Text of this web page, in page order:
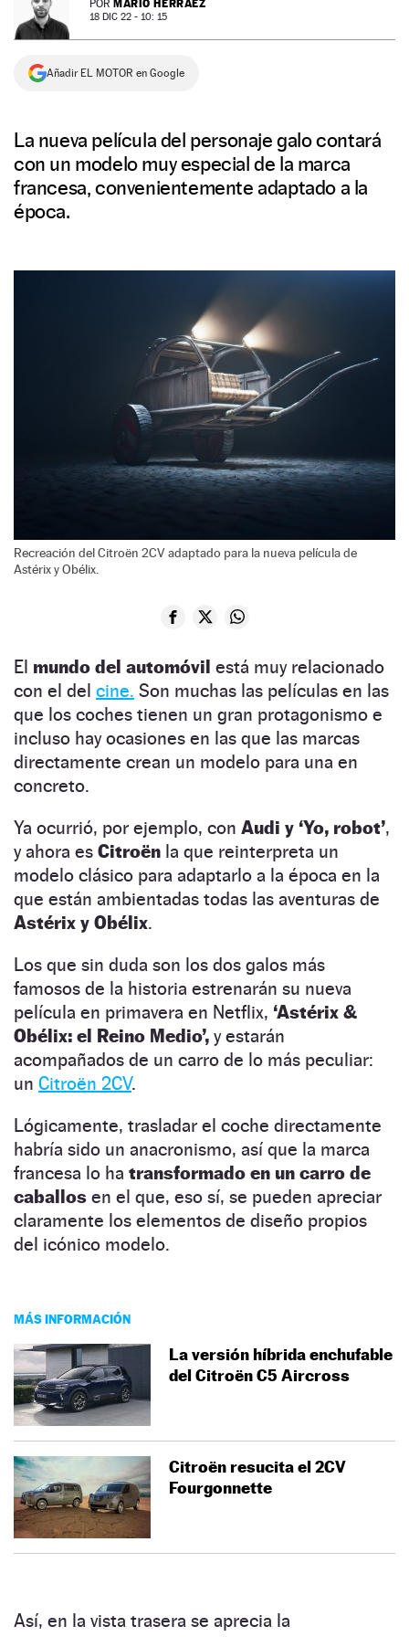
NEWSLETTER
SÍGUENOS
POR MARIO HERRÁEZ
18 DIC 22 - 10: 15
Añadir EL MOTOR en Google
La nueva película del personaje galo contará
con un modelo muy especial de la marca
francesa, convenientemente adaptado a la
época.
Recreación del Citroën 2CV adaptado para la nueva película de
Astérix y Obélix.
El mundo del automóvil está muy relacionado
con el del cine. Son muchas las películas en las
que los coches tienen un gran protagonismo e
incluso hay ocasiones en las que las marcas
directamente crean un modelo para una en
concreto.
Ya ocurrió, por ejemplo, con Audi y ‘Yo, robot’,
y ahora es Citroën la que reinterpreta un
modelo clásico para adaptarlo a la época en la
que están ambientadas todas las aventuras de
Astérix y Obélix.
Los que sin duda son los dos galos más
famosos de la historia estrenarán su nueva
película en primavera en Netflix, ‘Astérix &
Obélix: el Reino Medio’, y estarán
acompañados de un carro de lo más peculiar:
un Citroën 2CV.
Lógicamente, trasladar el coche directamente
habría sido un anacronismo, así que la marca
francesa lo ha transformado en un carro de
caballos en el que, eso sí, se pueden apreciar
claramente los elementos de diseño propios
del icónico modelo.
MÁS INFORMACIÓN
La versión híbrida enchufable
del Citroën C5 Aircross
Citroën resucita el 2CV
Fourgonnette
Así, en la vista trasera se aprecia la